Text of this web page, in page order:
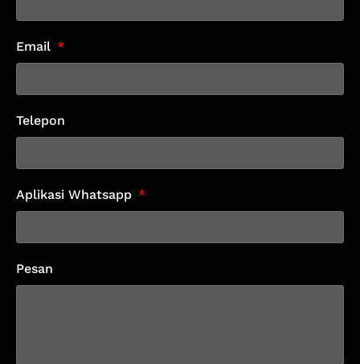
Email
Telepon
Aplikasi Whatsapp
Pesan